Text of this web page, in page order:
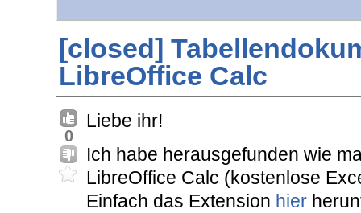
[closed]
LibreOffice Calc
0
Liebe ihr!
Ich habe herausgefunden wie
LibreOffice Calc (kostenlose
Einfach das Extension hier